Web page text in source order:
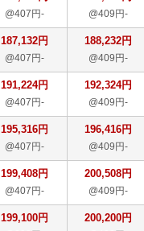
@407円- @409円-
187,132円
@407円-
188,232円
@409円-
191,224円
@407円-
192,324円
@409円-
195,316円
@407円-
196,416円
@409円-
199,408円
@407円-
200,508円
@409円-
199,100円 200,200円